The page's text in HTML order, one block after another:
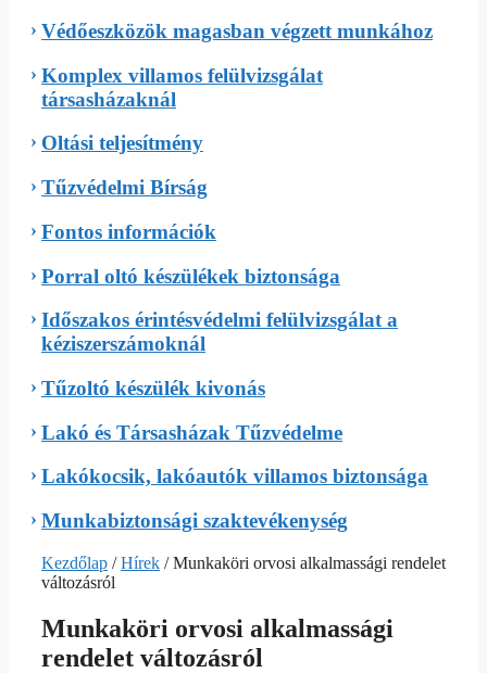
Védőeszközök magasban végzett munkához
Komplex villamos felülvizsgálat
társasházaknál
Oltási teljesítmény
Tűzvédelmi Bírság
Fontos információk
Porral oltó készülékek biztonsága
Időszakos érintésvédelmi felülvizsgálat a
kéziszerszámoknál
Tűzoltó készülék kivonás
Lakó és Társasházak Tűzvédelme
Lakókocsik, lakóautók villamos biztonsága
Munkabiztonsági szaktevékenység
Kezdőlap /Hírek / Munkaköri orvosi alkalmassági rendelet
változásról
Munkaköri orvosi alkalmassági
rendelet változásról